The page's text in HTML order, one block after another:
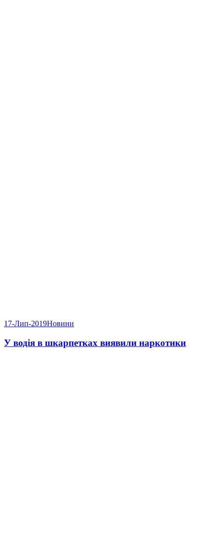
17-Лип-2019Новини
У водія в шкарпетках виявили наркотики